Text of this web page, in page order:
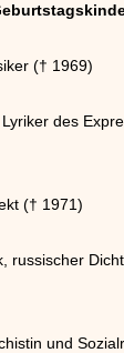
(† 1969)
des
(† 1971)
russischer
und